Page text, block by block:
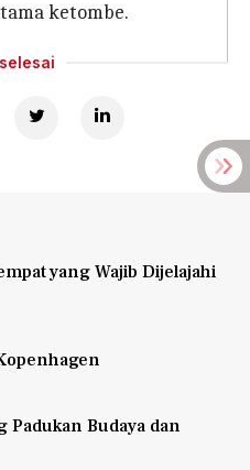
ketombe.
yang Wajib Dijelajahi
Budaya dan